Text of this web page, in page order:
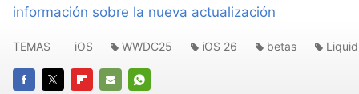
información sobre la nueva actualización
TEMAS iOS WWDC25 iOS 26 betas